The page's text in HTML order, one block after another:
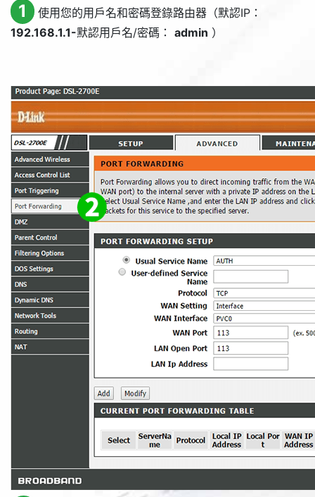
1
使用您的用戶名和密碼登錄路由器（默認IP：
192.168.1.1-默認用戶名/密碼： admin ）